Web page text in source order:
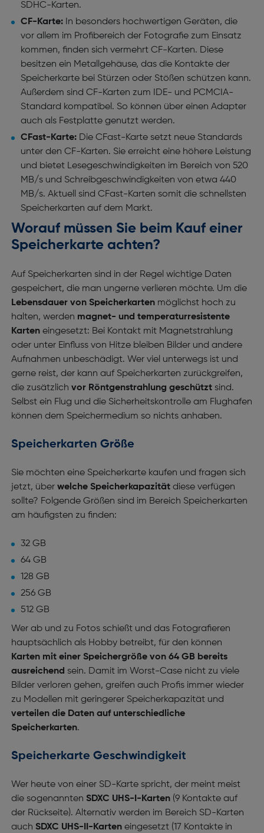
SDHC-Karten.
CF-Karte:In besonders hochwertigen Geräten, die
vor allem im Profibereich der Fotografie zum Einsatz
kommen, finden sich vermehrt CF-Karten. Diese
besitzen ein Metallgehäuse, das die Kontakte der
Speicherkarte bei Stürzen oder Stößen schützen kann.
Außerdem sind CF-Karten zum IDE- und PCMCIA-
Standard kompatibel. So können über einen Adapter
auch als Festplatte genutzt werden.
CFast-Karte: Die CFast-Karte setzt neue Standards
unter den CF-Karten. Sie erreicht eine höhere Leistung
und bietet Lesegeschwindigkeiten im Bereich von 520
MB/s und Schreibgeschwindigkeiten von etwa 440
MB/s. Aktuell sind CFast-Karten somit die schnellsten
Speicherkarten auf dem Markt.
Worauf müssen Sie beim Kauf einer
Speicherkarte achten?
Auf Speicherkarten sind in der Regel wichtige Daten
gespeichert, die man ungerne verlieren möchte. Um die
Lebensdauer von Speicherkartenmöglichst hoch zu
halten, werden magnet- und temperaturresistente
Karten eingesetzt: Bei Kontakt mit Magnetstrahlung
oder unter Einfluss von Hitze bleiben Bilder und andere
Aufnahmen unbeschädigt. Wer viel unterwegs ist und
gerne reist, der kann auf Speicherkarten zurückgreifen,
die zusätzlich vor Röntgenstrahlung geschütztsind.
Selbst ein Flug und die Sicherheitskontrolle am Flughafen
können dem Speichermedium so nichts anhaben.
Speicherkarten Größe
Sie möchten eine Speicherkarte kaufen und fragen sich
jetzt, über welche Speicherkapazitätdiese verfügen
sollte? Folgende Größen sind im Bereich Speicherkarten
am häufigsten zu finden:
32 GB
64 GB
128 GB
256 GB
512 GB
Wer ab und zu Fotos schießt und das Fotografieren
hauptsächlich als Hobby betreibt, für den können
Karten mit einer Speichergröße von 64 GB bereits
ausreichend sein. Damit im Worst-Case nicht zu viele
Bilder verloren gehen, greifen auch Profis immer wieder
zu Modellen mit geringerer Speicherkapazität und
verteilen die Daten auf unterschiedliche
Speicherkarten.
Speicherkarte Geschwindigkeit
Wer heute von einer SD-Karte spricht, der meint meist
die sogenannten SDXC UHS-I-Karten(9 Kontakte auf
der Rückseite). Alternativ werden im Bereich SD-Karten
auch SDXC UHS-II-Karteneingesetzt (17 Kontakte in